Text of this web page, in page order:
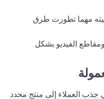
مهما تطورت طرق
الفيديو بشكل
جذب العملاء إلى منتج محدد